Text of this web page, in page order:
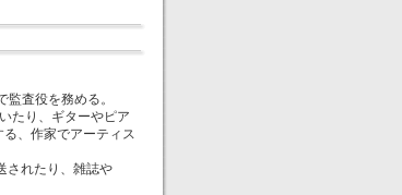
査役を務める。
たり、ギターやピア
、作家でアーティス
されたり、雑誌や